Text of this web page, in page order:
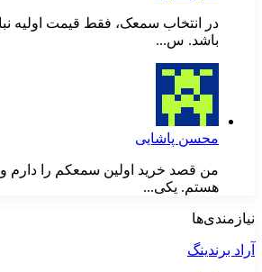
در انتخاب سمعک، فقط قیمت اولیه
باشد. س...
محسن پاشایی
من قصد خرید اولین سمعکم را دارم
هستم. یکی...
نیازمندی‌ها
آراد برندینگ